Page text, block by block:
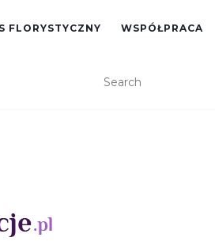
FLORYSTYCZNY WSPÓŁPRACA